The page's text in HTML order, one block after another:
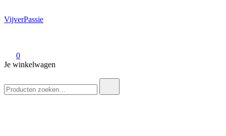
VijverPassie
0
Je winkelwagen
naar: